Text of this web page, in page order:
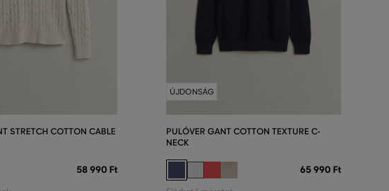
STRETCH COTTON CABLE
58 990 Ft
ÚJDONSÁG
PULÓVER GANT COTTON TEXTURE C-
NECK
65 990 Ft